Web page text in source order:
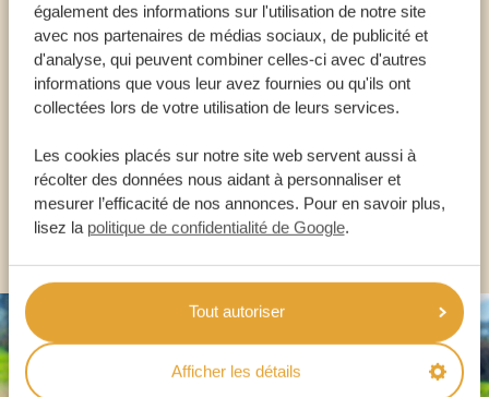
également des informations sur l'utilisation de notre site
avec nos partenaires de médias sociaux, de publicité et
d'analyse, qui peuvent combiner celles-ci avec d'autres
informations que vous leur avez fournies ou qu'ils ont
collectées lors de votre utilisation de leurs services.
Les cookies placés sur notre site web servent aussi à
récolter des données nous aidant à personnaliser et
mesurer l’efficacité de nos annonces. Pour en savoir plus,
lisez la politique de confidentialité de Google.
Tout autoriser
Afficher les détails
Appelez un expert
NOS SPÉCIALISTES SONT LÀ POUR VOUS
FR:+33 2 57 88 00 88
AUTRES PAYS